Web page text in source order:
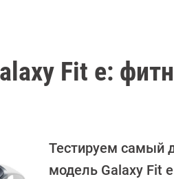
Fit e:
Тестируем самый
модель Galaxy Fit